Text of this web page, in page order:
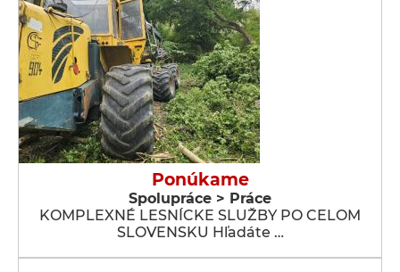
Ponúkame
Spolupráce > Práce
KOMPLEXNÉ LESNÍCKE SLUŽBY PO CELOM
SLOVENSKU Hľadáte …